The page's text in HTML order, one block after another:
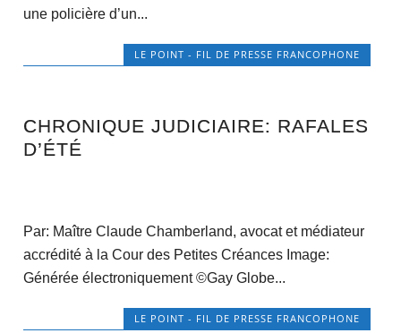
une policière d’un...
LE POINT - FIL DE PRESSE FRANCOPHONE
CHRONIQUE JUDICIAIRE: RAFALES
D’ÉTÉ
Par: Maître Claude Chamberland, avocat et médiateur
accrédité à la Cour des Petites Créances Image:
Générée électroniquement ©Gay Globe...
LE POINT - FIL DE PRESSE FRANCOPHONE